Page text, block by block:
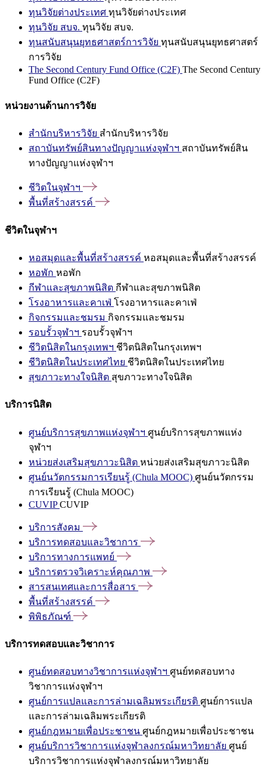
ทุนวิจัยต่างประเทศ ทุนวิจัยต่างประเทศ
ทุนวิจัย สบจ. ทุนวิจัย สบจ.
ทุนสนับสนุนยุทธศาสตร์การวิจัย ทุนสนับสนุนยุทธศาสตร์
การวิจัย
The Second Century Fund Office (C2F) The Second Century
Fund Office (C2F)
หน่วยงานด้านการวิจัย
สำนักบริหารวิจัย สำนักบริหารวิจัย
สถาบันทรัพย์สินทางปัญญาแห่งจุฬาฯ สถาบันทรัพย์สิน
ทางปัญญาแห่งจุฬาฯ
ชีวิตในจุฬาฯ
พื้นที่สร้างสรรค์
ชีวิตในจุฬาฯ
หอสมุดและพื้นที่สร้างสรรค์ หอสมุดและพื้นที่สร้างสรรค์
หอพัก หอพัก
กีฬาและสุขภาพนิสิต กีฬาและสุขภาพนิสิต
โรงอาหารและคาเฟ่ โรงอาหารและคาเฟ่
กิจกรรมและชมรม กิจกรรมและชมรม
รอบรั้วจุฬาฯ รอบรั้วจุฬาฯ
ชีวิตนิสิตในกรุงเทพฯ ชีวิตนิสิตในกรุงเทพฯ
ชีวิตนิสิตในประเทศไทย ชีวิตนิสิตในประเทศไทย
สุขภาวะทางใจนิสิต สุขภาวะทางใจนิสิต
บริการนิสิต
ศูนย์บริการสุขภาพแห่งจุฬาฯ ศูนย์บริการสุขภาพแห่ง
จุฬาฯ
หน่วยส่งเสริมสุขภาวะนิสิต หน่วยส่งเสริมสุขภาวะนิสิต
ศูนย์นวัตกรรมการเรียนรู้ (Chula MOOC) ศูนย์นวัตกรรม
การเรียนรู้ (Chula MOOC)
CUVIPCUVIP
บริการสังคม
บริการทดสอบและวิชาการ
บริการทางการแพทย์
บริการตรวจวิเคราะห์คุณภาพ
สารสนเทศและการสื่อสาร
พื้นที่สร้างสรรค์
พิพิธภัณฑ์
บริการทดสอบและวิชาการ
ศูนย์ทดสอบทางวิชาการแห่งจุฬาฯ ศูนย์ทดสอบทาง
วิชาการแห่งจุฬาฯ
ศูนย์การแปลและการล่ามเฉลิมพระเกียรติ ศูนย์การแปล
และการล่ามเฉลิมพระเกียรติ
ศูนย์กฎหมายเพื่อประชาชน ศูนย์กฎหมายเพื่อประชาชน
ศูนย์บริการวิชาการแห่งจุฬาลงกรณ์มหาวิทยาลัย ศูนย์
บริการวิชาการแห่งจุฬาลงกรณ์มหาวิทยาลัย